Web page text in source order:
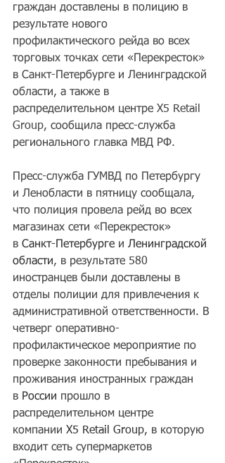
граждан доставлены в полицию в
результате нового
профилактического рейда во всех
торговых точках сети «Перекресток»
в Санкт-Петербурге и Ленинградской
области, а также в
распределительном центре X5 Retail
Group, сообщила пресс-служба
регионального главка МВД РФ.
Пресс-служба ГУМВД по Петербургу
и Ленобласти в пятницу сообщала,
что полиция провела рейд во всех
магазинах сети «Перекресток»
в Санкт-Петербурге и Ленинградской
области, в результате 580
иностранцев были доставлены в
отделы полиции для привлечения к
административной ответственности. В
четверг оперативно-
профилактическое мероприятие по
проверке законности пребывания и
проживания иностранных граждан
в России прошло в
распределительном центре
компании X5 Retail Group, в которую
входит сеть супермаркетов